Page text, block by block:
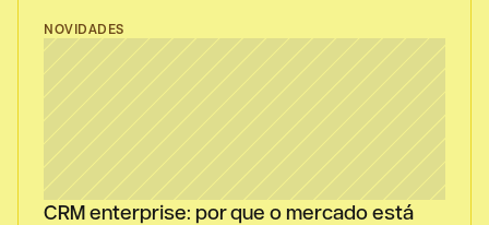
NOVIDADES
CRM enterprise: por que o mercado está